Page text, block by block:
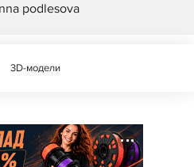
podlesova
3D-модели